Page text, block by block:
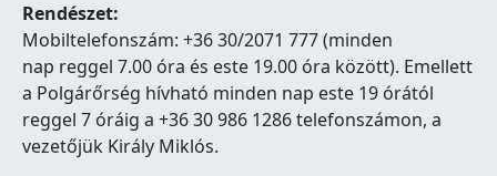
Rendészet:
Mobiltelefonszám: +36 30/2071 777 (minden
nap reggel 7.00 óra és este 19.00 óra között). Emellett
a Polgárőrség hívható minden nap este 19 órától
reggel 7 óráig a +36 30 986 1286 telefonszámon, a
vezetőjük Király Miklós.